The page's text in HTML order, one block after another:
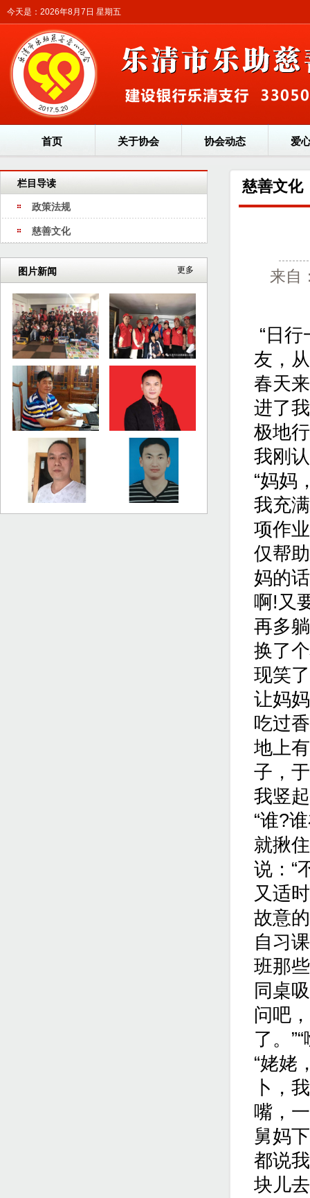
今天是：2026年8月7日 星期五
首页 关于协会 协会动态 爱
栏目导读
政策法规
慈善文化
图片新闻 更多
慈善文化
来自
“日
友，
春天
进了
极地
我刚
“妈妈
我充
项作
仅帮
妈的
啊!又
再多
换了
现笑
让妈
吃过
地上
子，
我竖
“谁?
就揪
说：“
又适
故意
自习
班那
同桌
问吧
了。
“姥姥
卜，
嘴，
舅妈
都说
块儿